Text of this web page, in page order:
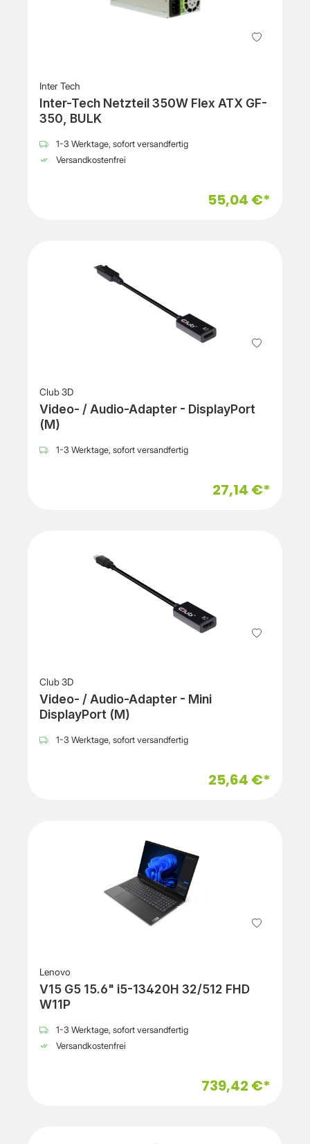
Inter Tech
Inter-Tech Netzteil 350W Flex ATX GF-
350, BULK
1-3 Werktage, sofort versandfertig
Versandkostenfrei
55,04 €*
Club 3D
Video- / Audio-Adapter - DisplayPort
(M)
1-3 Werktage, sofort versandfertig
27,14 €*
Club 3D
Video- / Audio-Adapter - Mini
DisplayPort (M)
1-3 Werktage, sofort versandfertig
25,64 €*
Lenovo
V15 G5 15.6" i5-13420H 32/512 FHD
W11P
1-3 Werktage, sofort versandfertig
Versandkostenfrei
739,42 €*